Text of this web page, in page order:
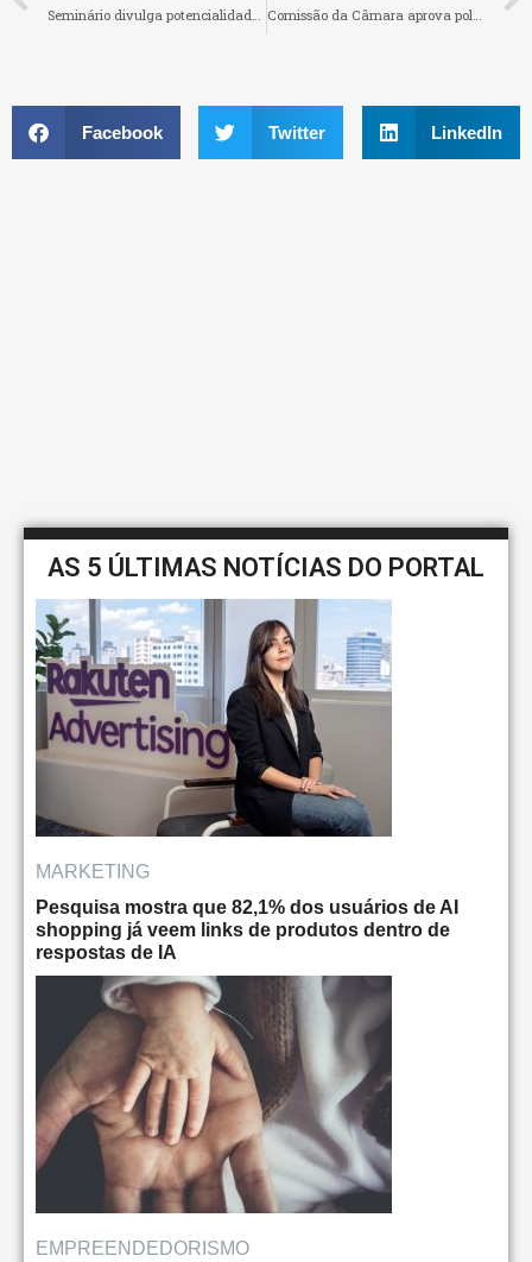
Facebook Twitter LinkedIn
AS 5 ÚLTIMAS NOTÍCIAS DO PORTAL
MARKETING
Pesquisa mostra que 82,1% dos usuários de AI
shopping já veem links de produtos dentro de
respostas de IA
EMPREENDEDORISMO